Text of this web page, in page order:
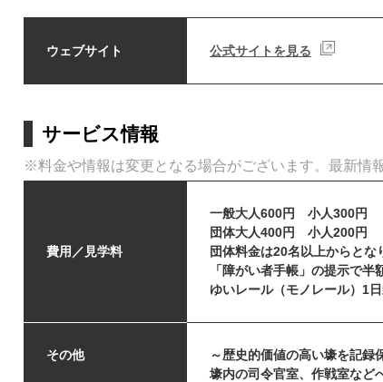
ウェブサイト 公式サイトを見る
サービス情報
※料金や情報は変更となる場合がございます。最新情
費用／見学料
一般大人600円 小人300円
団体大人400円 小人200円
団体料金は20名以上からとな
「障がい者手帳」の提示で
ゆいレール（モノレール）1
その他
～歴史的価値の高い壕を記録
壕内の司令官室、作戦室など